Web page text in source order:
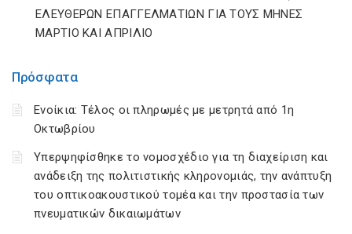
Πρόσφατα
Ενοίκια: Τέλος οι πληρωμές με μετρητά από 1η
Οκτωβρίου
Υπερψηφίσθηκε το νομοσχέδιο για τη διαχείριση και
ανάδειξη της πολιτιστικής κληρονομιάς, την ανάπτυξη
του οπτικοακουστικού τομέα και την προστασία των
πνευματικών δικαιωμάτων
ΕΛΕΥΘΕΡΩΝ ΕΠΑΓΓΕΛΜΑΤΙΩΝ ΓΙΑ ΤΟΥΣ ΜΗΝΕΣ
ΜΑΡΤΙΟ ΚΑΙ ΑΠΡΙΛΙΟ